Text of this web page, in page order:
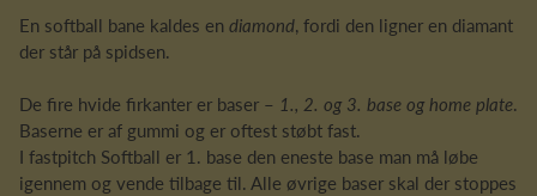
En softball bane kaldes en diamond, fordi den ligner en diamant
der står på spidsen.
De fire hvide firkanter er baser – 1., 2. og 3. base og home plate.
Baserne er af gummi og er oftest støbt fast.
I fastpitch Softball er 1. base den eneste base man må løbe
igennem og vende tilbage til. Alle øvrige baser skal der stoppes